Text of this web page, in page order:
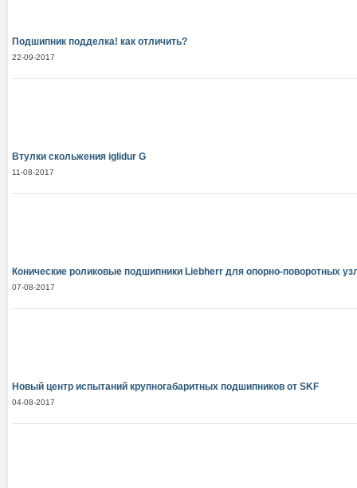
Подшипник подделка! как отличить?
22-09-2017
Втулки скольжения iglidur G
11-08-2017
Конические роликовые подшипники Liebherr для опорно-поворотных
07-08-2017
Новый центр испытаний крупногабаритных подшипников от SKF
04-08-2017